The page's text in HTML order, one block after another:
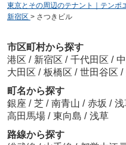
東京とその周辺のテナント｜テンポ
新宿区 > さつきビル
市区町村から探す
港区 / 新宿区 / 千代田区 /
大田区 / 板橋区 / 世田谷区 /
町名から探す
銀座 / 芝 / 南青山 / 赤坂 / 浅
高田馬場 / 東向島 / 浅草
路線から探す